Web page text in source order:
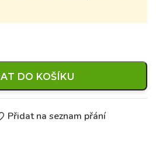
DO KOŠÍKU
Přidat na seznam přání